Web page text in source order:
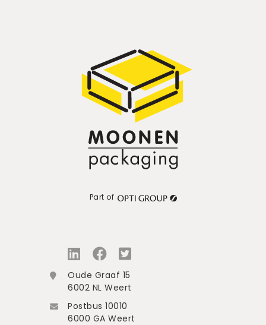
Part of
Oude Graaf 15
6002 NL Weert
Postbus 10010
6000 GA Weert